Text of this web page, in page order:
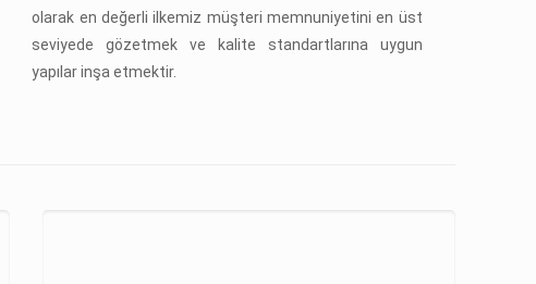
olarak en değerli ilkemiz müşteri memnuniyetini en üst
seviyede gözetmek ve kalite standartlarına uygun
yapılar inşa etmektir.